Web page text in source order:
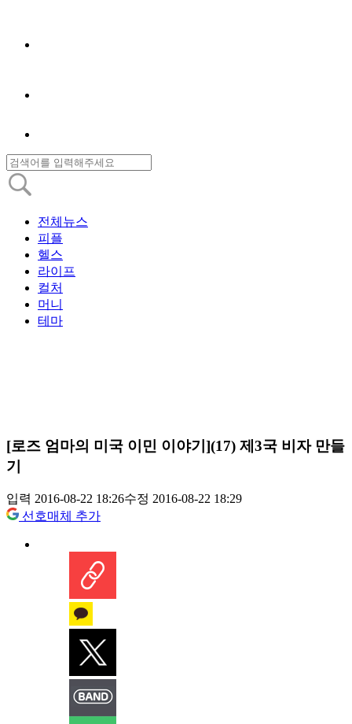
전체뉴스
피플
헬스
라이프
컬처
머니
테마
[로즈 엄마의 미국 이민 이야기](17) 제3국 비자 만들
기
입력 2016-08-22 18:26수정 2016-08-22 18:29
선호매체 추가